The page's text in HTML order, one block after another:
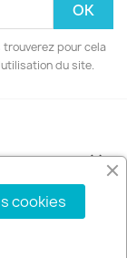
trouverez pour cela
du site.

cookies